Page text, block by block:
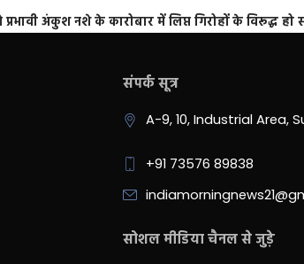
प्रभावी अंकुश नशे के कारोबार में लिप्त गिरोहों के विरूद्ध
संपर्क सूत्र
A-9, 10, Industrial Area,
+91 73576 89838
सोशल मीडिया चैनल से जुड़े